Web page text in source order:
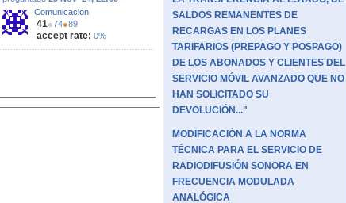
Comunicacion
41●74●89
accept rate: 0%
SALDOS REMANENTES DE
RECARGAS EN LOS PLANES
TARIFARIOS (PREPAGO Y POSPAGO)
DE LOS ABONADOS Y CLIENTES DEL
SERVICIO MÓVIL AVANZADO QUE NO
HAN SOLICITADO SU
DEVOLUCIÓN..."
MODIFICACIÓN A LA NORMA
TÉCNICA PARA EL SERVICIO DE
RADIODIFUSIÓN SONORA EN
FRECUENCIA MODULADA
ANALÓGICA